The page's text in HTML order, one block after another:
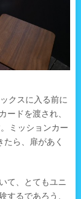
クスに入る前に
ードを渡され、
ミッションカー
ら、扉があく
て、とてもユニ
するであろう、